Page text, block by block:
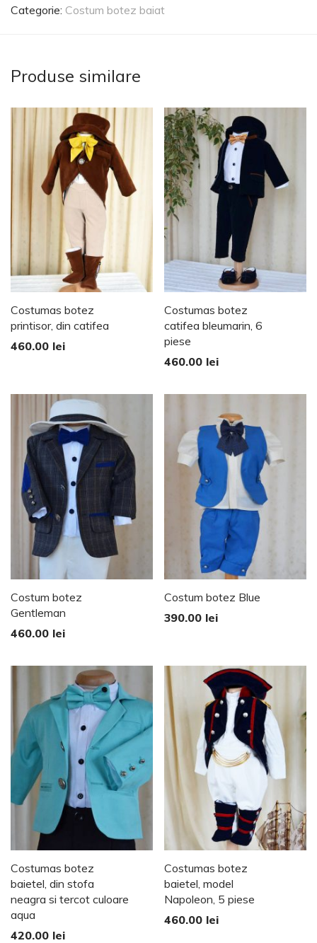
Categorie: Costum botez baiat
Produse similare
Costumas botez
printisor, din catifea
460.00 lei
Costumas botez
catifea bleumarin, 6
piese
460.00 lei
Costum botez
Gentleman
460.00 lei
Costum botez Blue
390.00 lei
Costumas botez
baietel, din stofa
neagra si tercot culoare
aqua
420.00 lei
Costumas botez
baietel, model
Napoleon, 5 piese
460.00 lei